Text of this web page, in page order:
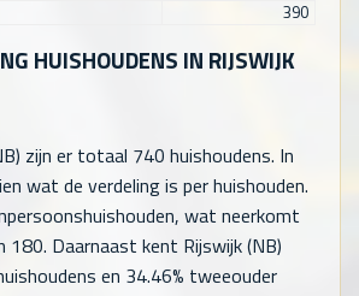
390
HUISHOUDENS IN RIJSWIJK
zijn er totaal 740 huishoudens. In
wat de verdeling is per huishouden.
wat neerkomt
180. Daarnaast kent Rijswijk (NB)
en 34.46% tweeouder